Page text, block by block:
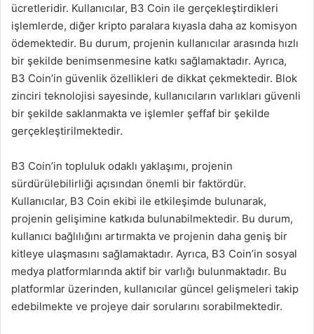
ücretleridir. Kullanıcılar, B3 Coin ile gerçekleştirdikleri
işlemlerde, diğer kripto paralara kıyasla daha az komisyon
ödemektedir. Bu durum, projenin kullanıcılar arasında hızlı
bir şekilde benimsenmesine katkı sağlamaktadır. Ayrıca,
B3 Coin’in güvenlik özellikleri de dikkat çekmektedir. Blok
zinciri teknolojisi sayesinde, kullanıcıların varlıkları güvenli
bir şekilde saklanmakta ve işlemler şeffaf bir şekilde
gerçekleştirilmektedir.
B3 Coin’in topluluk odaklı yaklaşımı, projenin
sürdürülebilirliği açısından önemli bir faktördür.
Kullanıcılar, B3 Coin ekibi ile etkileşimde bulunarak,
projenin gelişimine katkıda bulunabilmektedir. Bu durum,
kullanıcı bağlılığını artırmakta ve projenin daha geniş bir
kitleye ulaşmasını sağlamaktadır. Ayrıca, B3 Coin’in sosyal
medya platformlarında aktif bir varlığı bulunmaktadır. Bu
platformlar üzerinden, kullanıcılar güncel gelişmeleri takip
edebilmekte ve projeye dair sorularını sorabilmektedir.